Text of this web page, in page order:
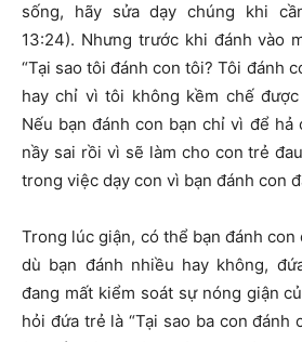
sống, hãy sửa dạy chúng khi
13:24). Nhưng trước khi đánh vào
“Tại sao tôi đánh con tôi? Tôi đánh
hay chỉ vì tôi không kềm chế
Nếu bạn đánh con bạn chỉ vì để hả
nầy sai rồi vì sẽ làm cho con trẻ
trong việc dạy con vì bạn đánh con
Trong lúc giận, có thể bạn đánh con
dù bạn đánh nhiều hay không,
đang mất kiểm soát sự nóng giận
hỏi đứa trẻ là “Tại sao ba con đánh